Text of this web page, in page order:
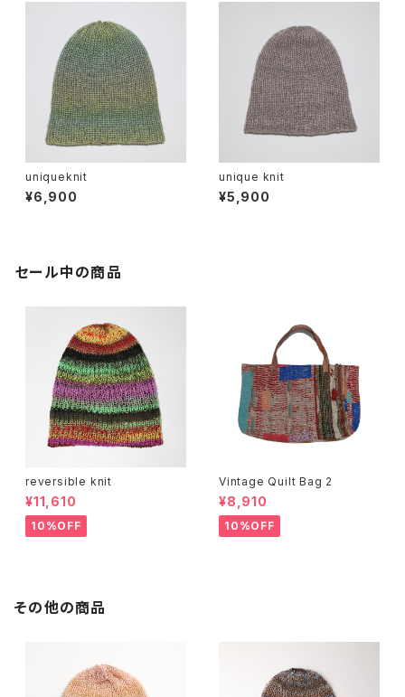
uniqueknit
¥6,900
unique knit
¥5,900
セール中の商品
reversible knit
¥11,610
10%OFF
Vintage Quilt Bag 2
¥8,910
10%OFF
その他の商品